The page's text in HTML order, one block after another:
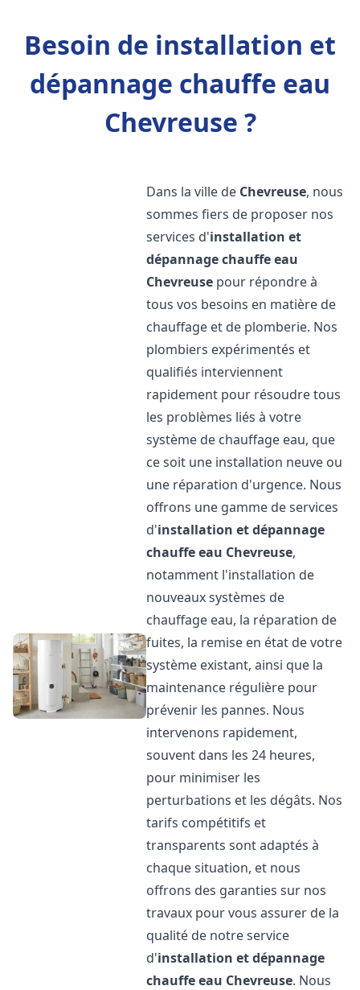
Besoin de installation et
dépannage chauffe eau
Chevreuse ?
Dans la ville de Chevreuse, nous
sommes fiers de proposer nos
services d'installation et
dépannage chauffe eau
Chevreuse pour répondre à
tous vos besoins en matière de
chauffage et de plomberie. Nos
plombiers expérimentés et
qualifiés interviennent
rapidement pour résoudre tous
les problèmes liés à votre
système de chauffage eau, que
ce soit une installation neuve ou
une réparation d'urgence. Nous
offrons une gamme de services
d'installation et dépannage
chauffe eau Chevreuse,
notamment l'installation de
nouveaux systèmes de
chauffage eau, la réparation de
fuites, la remise en état de votre
système existant, ainsi que la
maintenance régulière pour
prévenir les pannes. Nous
intervenons rapidement,
souvent dans les 24 heures,
pour minimiser les
perturbations et les dégâts. Nos
tarifs compétitifs et
transparents sont adaptés à
chaque situation, et nous
offrons des garanties sur nos
travaux pour vous assurer de la
qualité de notre service
d'installation et dépannage
chauffe eau Chevreuse. Nous